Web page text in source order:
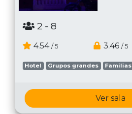
2 - 8
4.54 / 5 3.46 / 5
Hotel Grupos grandes Familias
Ver sala